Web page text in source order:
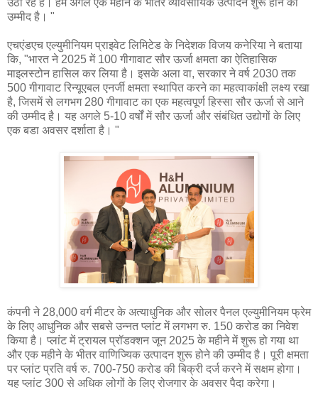
उठा रहे हैं। हमें अगले एक महीने के भीतर व्यावसायिक उत्पादन शुरू होने की
उम्मीद है। "
एचएंडएच एल्युमीनियम प्राइवेट लिमिटेड के निदेशक विजय कनेरिया ने बताया
कि, "भारत ने 2025 में 100 गीगावाट सौर ऊर्जा क्षमता का ऐतिहासिक
माइलस्टोन हासिल कर लिया है। इसके अला वा, सरकार ने वर्ष 2030 तक
500 गीगावाट रिन्यूएबल एनर्जी क्षमता स्थापित करने का महत्वाकांक्षी लक्ष्य रखा
है, जिसमें से लगभग 280 गीगावाट का एक महत्वपूर्ण हिस्सा सौर ऊर्जा से आने
की उम्मीद है। यह अगले 5-10 वर्षों में सौर ऊर्जा और संबंधित उद्योगों के लिए
एक बडा अवसर दर्शाता है। "
कंपनी ने 28,000 वर्ग मीटर के अत्याधुनिक और सोलर पैनल एल्युमीनियम फ्रेम
के लिए आधुनिक और सबसे उन्नत प्लांट में लगभग रु. 150 करोड का निवेश
किया है। प्लांट में ट्रायल प्रॉडक्शन जून 2025 के महीने में शुरू हो गया था
और एक महीने के भीतर वाणिज्यिक उत्पादन शुरू होने की उम्मीद है। पूरी क्षमता
पर प्लांट प्रति वर्ष रु. 700-750 करोड की बिक्री दर्ज करने में सक्षम होगा।
यह प्लांट 300 से अधिक लोगों के लिए रोजगार के अवसर पैदा करेगा।